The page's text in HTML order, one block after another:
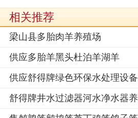
相关推荐
梁山县多胎肉羊养殖场
供应多胎羊黑头杜泊羊湖羊
供应舒得牌绿色环保水处理设
舒得牌井水过滤器河水净水器